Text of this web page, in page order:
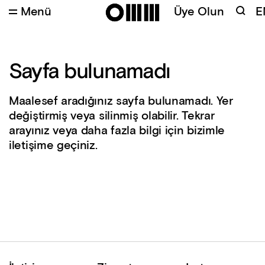
Menü Üye Olun
Sayfa bulunamadı
Maalesef aradığınız sayfa bulunamadı. Yer
değiştirmiş veya silinmiş olabilir. Tekrar
arayınız veya daha fazla bilgi için bizimle
iletişime geçiniz.